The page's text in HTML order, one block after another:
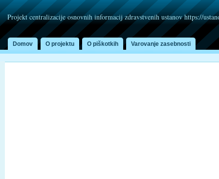
Projekt centralizacije osnovnih informacij zdravstvenih ustanov https://
Domov O projektu O piškotkih Varovanje zasebnosti